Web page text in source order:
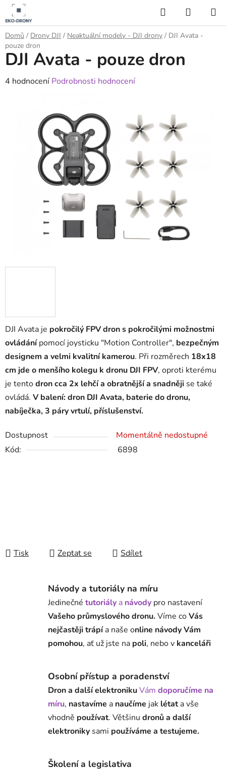
Přejít
obsah
Hledat
KOŠÍK
Domů / Drony DJI / Neaktuální modely - DJI drony / DJI Avata -
pouze dron
DJI Avata je pokročilý FPV dron s pokročilými možnostmi
ovládánípomocí joysticku "Motion Controller", bezpečným
designem a velmi kvalitní kamerou. Při rozměrech 18x18
cm jde o menšího kolegu k dronu DJI FPV, oproti kterému
je tentodron cca 2x lehčí a obratnější a snadněji se také
ovládá. V balení: dron DJI Avata, baterie do dronu,
nabíječka, 3 páry vrtulí, příslušenství.
Dostupnost
Momentálně nedostupné
Kód:
6898
Tisk Zeptat se Sdílet
DJI Avata - pouze dron
Průměrné
hvězdiček.
4 hodnocení Podrobnosti hodnocení
Návody a tutoriály na míru
Jedinečné tutoriály a návody pro nastavení
Vašeho průmyslového dronu. Víme coVás
nejčastěji trápía naše online návody Vám
pomohou, ať už jste na poli, nebo v kanceláři
Osobní přístup a poradenství
Dron a další elektronikuVám doporučíme na
míru, nastavíme a naučíme jak létata vše
vhodně používat. Většinu dronů a další
elektroniky sami používáme a testujeme.
Školení a legislativa